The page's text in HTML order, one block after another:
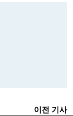
이전 기사